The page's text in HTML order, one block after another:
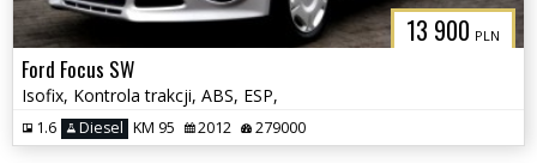
13 900 PLN
Ford Focus SW
Isofix, Kontrola trakcji, ABS, ESP,
1.6 Diesel KM 95 2012 279000